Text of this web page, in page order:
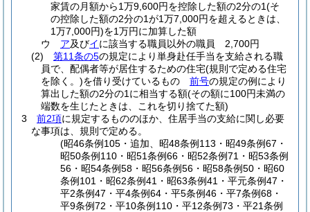
家賃の月額から1万9,600円を控除した額の2分の1(そ
の控除した額の2分の1が1万7,000円を超えるときは、
1万7,000円)を1万円に加算した額
ウ
ア及びイに該当する職員以外の職員 2,700円
(2)
第11条の5の規定により単身赴任手当を支給される職
員で、配偶者等が居住するための住宅(規則で定める住宅
を除く。)を借り受けているもの 前号の規定の例により
算出した額の2分の1に相当する額(その額に100円未満の
端数を生じたときは、これを切り捨てた額)
3
前2項に規定するもののほか、住居手当の支給に関し必要
な事項は、規則で定める。
(昭46条例105・追加、昭48条例113・昭49条例67・
昭50条例110・昭51条例66・昭52条例71・昭53条例
56・昭54条例58・昭56条例56・昭58条例50・昭60
条例101・昭62条例41・昭63条例41・平元条例47・
平2条例47・平4条例64・平5条例46・平7条例68・
平9条例72・平10条例110・平12条例73・平21条例